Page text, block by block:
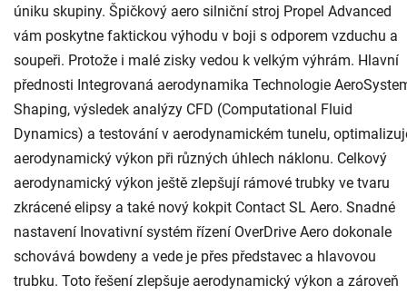
úniku skupiny. Špičkový aero silniční stroj Propel Advanced
vám poskytne faktickou výhodu v boji s odporem vzduchu a
soupeři. Protože i malé zisky vedou k velkým výhrám. Hlavní
přednosti Integrovaná aerodynamika Technologie
Shaping, výsledek analýzy CFD (Computational Fluid
Dynamics) a testování v aerodynamickém tunelu,
aerodynamický výkon při různých úhlech náklonu. Celkový
aerodynamický výkon ještě zlepšují rámové trubky ve tvaru
zkrácené elipsy a také nový kokpit Contact SL Aero. Snadné
nastavení Inovativní systém řízení OverDrive Aero dokonale
schovává bowdeny a vede je přes představec a hlavovou
trubku. Toto řešení zlepšuje aerodynamický výkon a zároveň